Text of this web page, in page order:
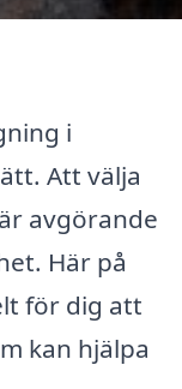
i
Att välja
avgörande
Här på
för dig att
kan hjälpa